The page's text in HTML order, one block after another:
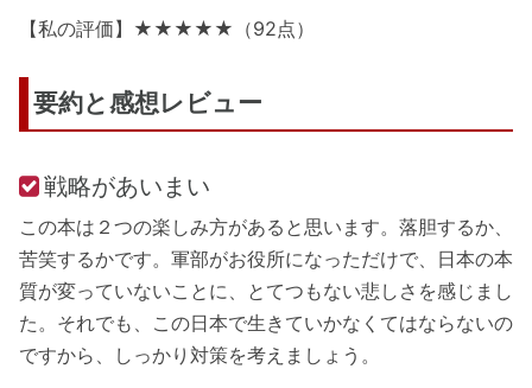
【私の評価】★★★★★（92点）
要約と感想レビュー
戦略があいまい
この本は２つの楽しみ方があると思います。落胆するか、
苦笑するかです。軍部がお役所になっただけで、日本の本
質が変っていないことに、とてつもない悲しさを感じまし
た。それでも、この日本で生きていかなくてはならないの
ですから、しっかり対策を考えましょう。